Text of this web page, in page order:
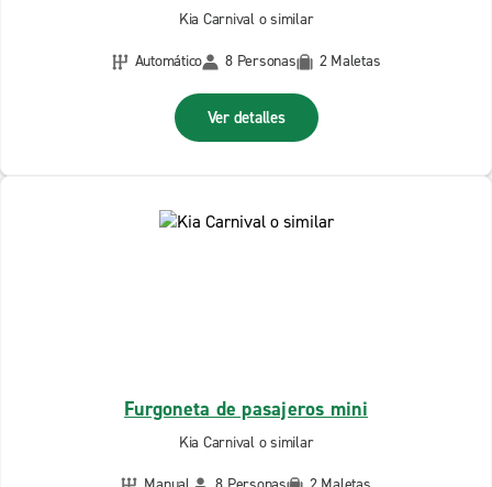
Kia Carnival o similar
Automático
8 Personas 2 Maletas
Ver detalles
Furgoneta de pasajeros mini
Kia Carnival o similar